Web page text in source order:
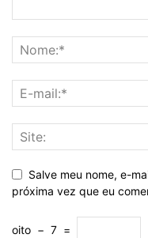
Salve meu nome, e-
próxima vez que eu
oito − 7 =